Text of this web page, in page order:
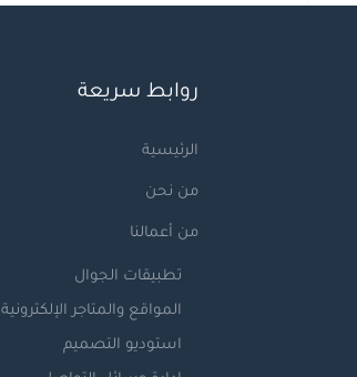
روابط سريعة
الرئيسية
من نحن
من أعمالنا
تطبيقات الجوال
المواقع والمتاجر الإلكترونية
استوديو التصميم